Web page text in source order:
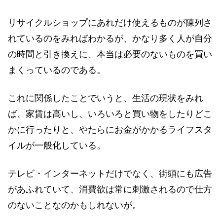
リサイクルショップにあれだけ使えるものが陳列さ
れているのをみればわかるが、かなり多く人が自分
の時間と引き換えに、本当は必要のないものを買い
まくっているのである。
これに関係したことでいうと、生活の現状をみれ
ば、家賃は高いし、いろいろと買い物をしたりどこ
かに行ったりと、やたらにお金がかかるライフスタ
イルが一般化している。
テレビ・インターネットだけでなく、街頭にも広告
があふれていて、消費欲は常に刺激されるので仕方
のないことなのかもしれないが。